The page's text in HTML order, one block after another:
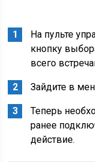
На пульте
кнопку
всего
Зайдите в
Теперь
ранее
действие.